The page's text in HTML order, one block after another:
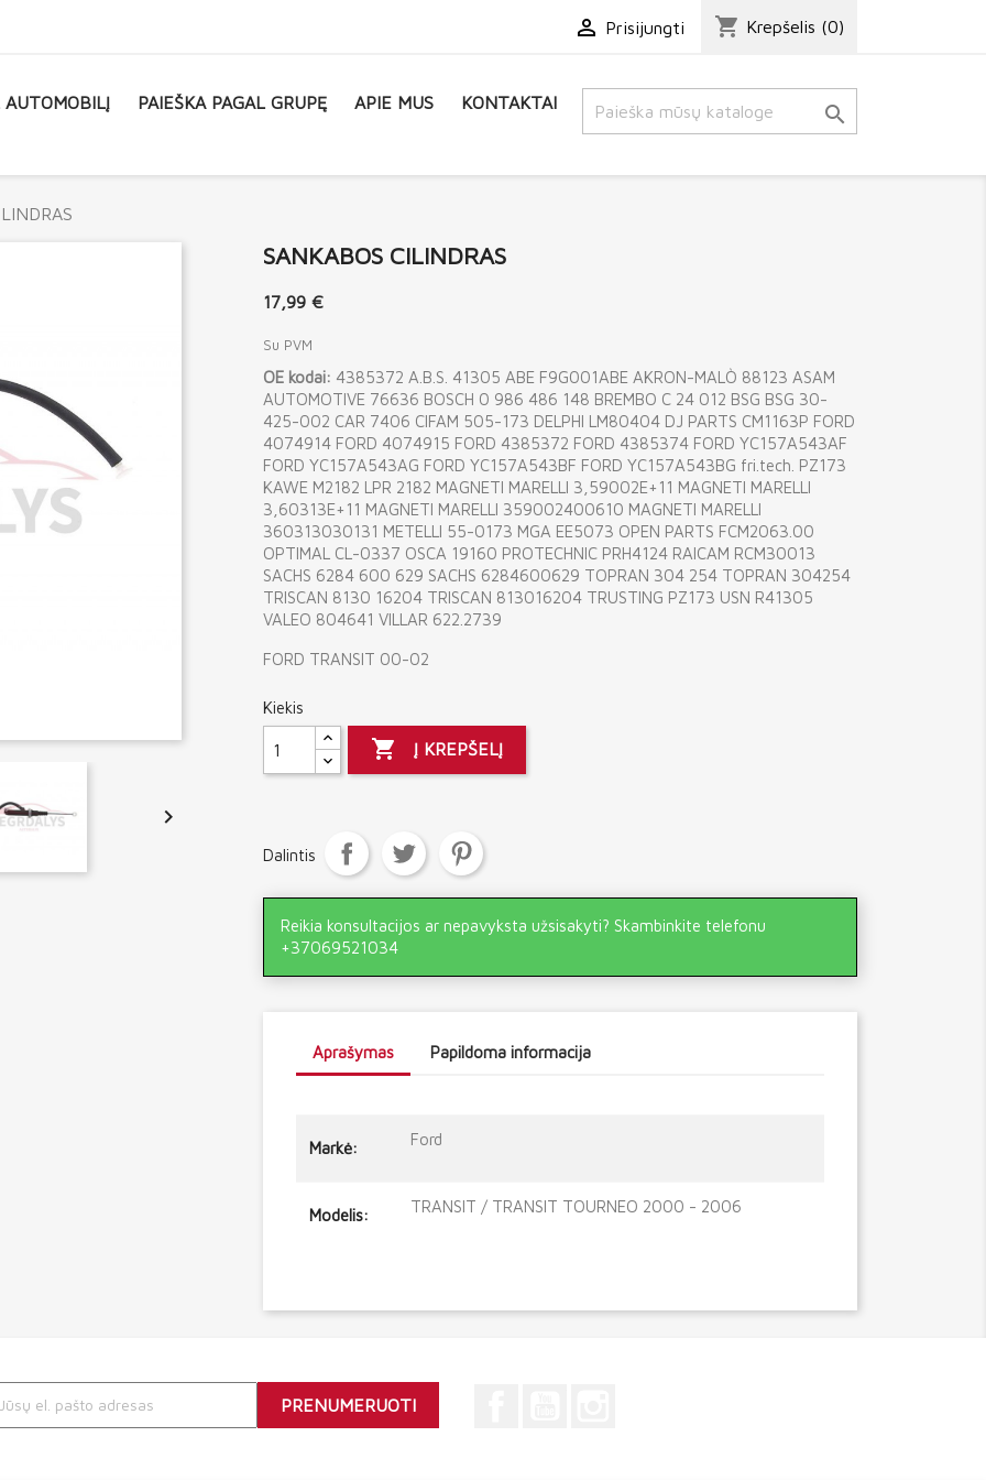
 Prisijungti shopping_cart Krepšelis (0)
AUTOMOBILĮ PAIEŠKA PAGAL GRUPĘ APIE MUS KONTAKTAI 

SANKABOS CILINDRAS
17,99 €
Su PVM
OE kodai: 4385372 A.B.S. 41305 ABE F9G001ABE AKRON-MALÒ 88123 ASAM
AUTOMOTIVE 76636 BOSCH 0 986 486 148 BREMBO C 24 012 BSG BSG 30-
425-002 CAR 7406 CIFAM 505-173 DELPHI LM80404 DJ PARTS CM1163P FORD
4074914 FORD 4074915 FORD 4385372 FORD 4385374 FORD YC157A543AF
FORD YC157A543AG FORD YC157A543BF FORD YC157A543BG fri.tech. PZ173
KAWE M2182 LPR 2182 MAGNETI MARELLI 3,59002E+11 MAGNETI MARELLI
3,60313E+11 MAGNETI MARELLI 359002400610 MAGNETI MARELLI
360313030131 METELLI 55-0173 MGA EE5073 OPEN PARTS FCM2063.00
OPTIMAL CL-0337 OSCA 19160 PROTECHNIC PRH4124 RAICAM RCM30013
SACHS 6284 600 629 SACHS 6284600629 TOPRAN 304 254 TOPRAN 304254
TRISCAN 8130 16204 TRISCAN 813016204 TRUSTING PZ173 USN R41305
VALEO 804641 VILLAR 622.2739
FORD TRANSIT 00-02
Kiekis
 Į KREPŠELĮ
Dalintis
Reikia konsultacijos ar nepavyksta užsisakyti? Skambinkite telefonu
+37069521034
Aprašymas Papildoma informacija
Markė: Ford
Modelis: TRANSIT / TRANSIT TOURNEO 2000 - 2006